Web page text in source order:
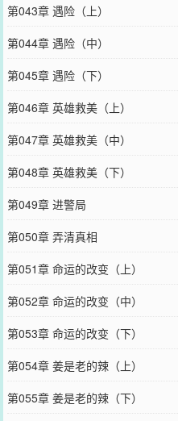
第043章 遇险（上）
第044章 遇险（中）
第045章 遇险（下）
第046章 英雄救美（上）
第047章 英雄救美（中）
第048章 英雄救美（下）
第049章 进警局
第050章 弄清真相
第051章 命运的改变（上）
第052章 命运的改变（中）
第053章 命运的改变（下）
第054章 姜是老的辣（上）
第055章 姜是老的辣（下）